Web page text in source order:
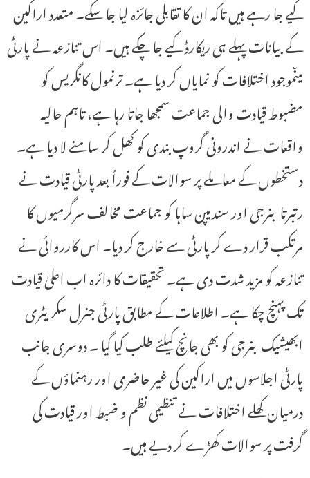
کیے جا رہے ہیں تاکہ ان کا تقابلی جائزہ لیا جا سکے۔ متعدد اراکین
کے بیانات پہلے ہی ریکارڈ کیے جا چکے ہیں۔ اس تنازعہ نے پارٹی
میںموجود اختلافات کو نمایاں کر دیا ہے۔ ترنمول کانگریس کو
مضبوط قیادت والی جماعت سمجھا جاتا رہا ہے، تاہم حالیہ
واقعات نے اندرونی گروپ بندی کو کھل کر سامنے لا دیا ہے۔
دستخطوں کے معاملے پر سوالات کے فوراً بعد پارٹی قیادت نے
رتبرتا بنرجی اور سندیپن ساہا کو جماعت مخالف سرگرمیوں کا
مرتکب قرار دے کر پارٹی سے خارج کر دیا۔ اس کارروائی نے
تنازعہ کو مزید شدت دی ہے۔ تحقیقات کا دائرہ اب اعلیٰ قیادت
تک پہنچ چکا ہے۔ اطلاعات کے مطابق پارٹی جنرل سکریٹری
ابھیشیک بنرجی کو بھی جانچ کیلئے طلب کیا گیا ۔ دوسری جانب
پارٹی اجلاسوں میں اراکین کی غیر حاضری اور رہنماؤں کے
درمیان کھلے اختلافات نے تنظیمی نظم و ضبط اور قیادت کی
گرفت پر سوالات کھڑے کر دیے ہیں۔